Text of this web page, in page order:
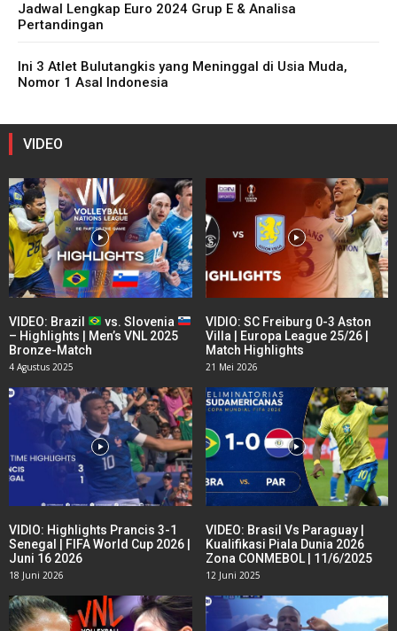
Jadwal Lengkap Euro 2024 Grup E & Analisa
Pertandingan
Ini 3 Atlet Bulutangkis yang Meninggal di Usia Muda,
Nomor 1 Asal Indonesia
VIDEO
VIDEO: Brazil
vs. Slovenia
– Highlights | Men’s VNL 2025
Bronze-Match
4 Agustus 2025
VIDIO: SC Freiburg 0-3 Aston
Villa | Europa League 25/26 |
Match Highlights
21 Mei 2026
VIDIO: Highlights Prancis 3-1
Senegal | FIFA World Cup 2026 |
Juni 16 2026
18 Juni 2026
VIDEO: Brasil Vs Paraguay |
Kualifikasi Piala Dunia 2026
Zona CONMEBOL | 11/6/2025
12 Juni 2025